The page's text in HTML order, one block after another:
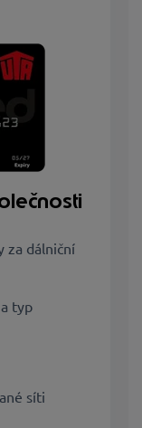
za dálniční
typ
síti